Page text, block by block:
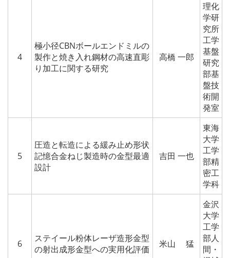
4
極小径CBNボールエンドミルの
製作と焼き入れ鋼材の高速直彫
り加工に関する研究
高橋 一郎
理化
学研
究所
工学
基盤
研究
部基
盤技
術開
発室
5
圧造と転造による緩み止め形状
記憶合金ねじ製造時の金型最適
設計
吉田 一也
東海
大学
工学
部精
密工
学科
6
ステイール粉体レーザ造形金型
の射出成形金型への実用化評価
米山 猛
金沢
大学
工学
部人
間・